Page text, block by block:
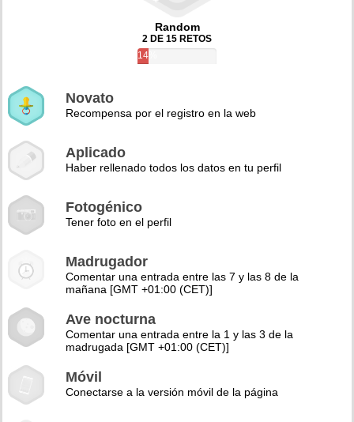
Random
2 DE 15 RETOS
14%
Novato
Recompensa por el registro en la web
Aplicado
Haber rellenado todos los datos en tu perfil
Fotogénico
Tener foto en el perfil
Madrugador
Comentar una entrada entre las 7 y las 8 de la
mañana [GMT +01:00 (CET)]
Ave nocturna
Comentar una entrada entre la 1 y las 3 de la
madrugada [GMT +01:00 (CET)]
Móvil
Conectarse a la versión móvil de la página